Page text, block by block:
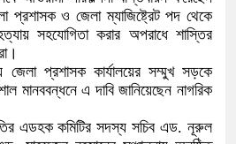
প্রশাসক ও জেলা ম্যাজিষ্ট্রেট পদ থেকে
সহযোগিতা করার অপরাধে শাস্তির
জেলা প্রশাসক কার্যালয়ের সম্মুখ সড়কে
মানববন্ধনে এ দাবি জানিয়েছেন নাগরিক
এডহক কমিটির সদস্য সচিব এড. নূরুল